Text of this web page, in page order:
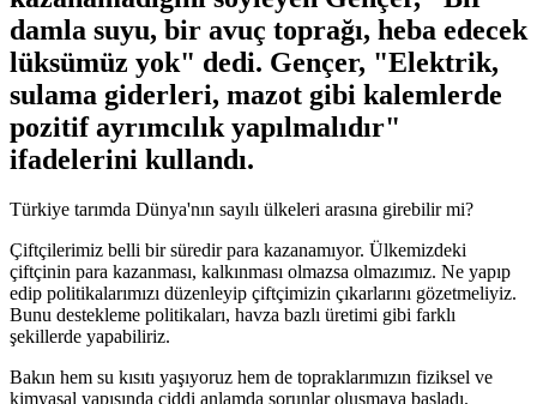
damla suyu, bir avuç toprağı, heba edecek
lüksümüz yok" dedi. Gençer, "Elektrik,
sulama giderleri, mazot gibi kalemlerde
pozitif ayrımcılık yapılmalıdır"
ifadelerini kullandı.
Türkiye tarımda Dünya'nın sayılı ülkeleri arasına girebilir mi?
Çiftçilerimiz belli bir süredir para kazanamıyor. Ülkemizdeki
çiftçinin para kazanması, kalkınması olmazsa olmazımız. Ne yapıp
edip politikalarımızı düzenleyip çiftçimizin çıkarlarını gözetmeliyiz.
Bunu destekleme politikaları, havza bazlı üretimi gibi farklı
şekillerde yapabiliriz.
Bakın hem su kısıtı yaşıyoruz hem de topraklarımızın fiziksel ve
kimyasal yapısında ciddi anlamda sorunlar oluşmaya başladı.